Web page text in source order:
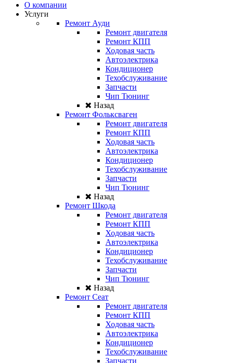
О компании
Услуги
Ремонт Ауди
Ремонт двигателя
Ремонт КПП
Ходовая часть
Автоэлектрика
Кондиционер
Техобслуживание
Запчасти
Чип Тюнинг
Назад
Ремонт Фольксваген
Ремонт двигателя
Ремонт КПП
Ходовая часть
Автоэлектрика
Кондиционер
Техобслуживание
Запчасти
Чип Тюнинг
Назад
Ремонт Шкода
Ремонт двигателя
Ремонт КПП
Ходовая часть
Автоэлектрика
Кондиционер
Техобслуживание
Запчасти
Чип Тюнинг
Назад
Ремонт Сеат
Ремонт двигателя
Ремонт КПП
Ходовая часть
Автоэлектрика
Кондиционер
Техобслуживание
Запчасти